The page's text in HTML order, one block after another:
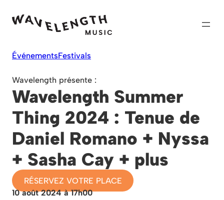
ÉvénementsFestivals
Wavelength présente :
Wavelength Summer
Thing 2024 : Tenue de
Daniel Romano + Nyssa
+ Sasha Cay + plus
RÉSERVEZ VOTRE PLACE
10 août 2024 à 17h00